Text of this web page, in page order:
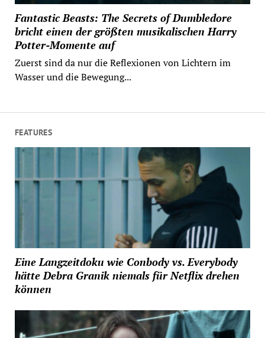
Fantastic Beasts: The Secrets of Dumbledore
bricht einen der größten musikalischen Harry
Potter-Momente auf
Zuerst sind da nur die Reflexionen von Lichtern im
Wasser und die Bewegung...
FEATURES
Eine Langzeitdoku wie Conbody vs. Everybody
hätte Debra Granik niemals für Netflix drehen
können